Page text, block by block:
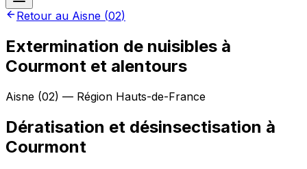
Retour au Aisne (02)
Extermination de nuisibles à
Courmont et alentours
Aisne (02) — Région Hauts-de-France
Dératisation et désinsectisation à
Courmont